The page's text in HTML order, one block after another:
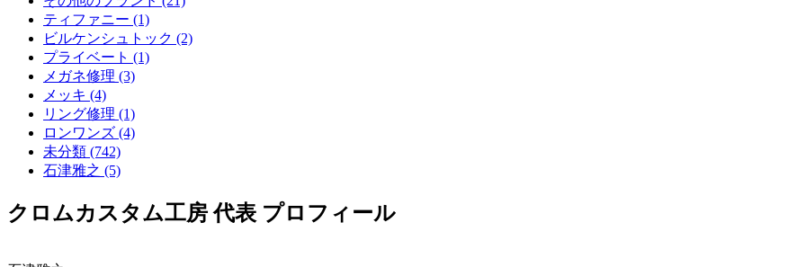
ティファニー (1)
ビルケンシュトック (2)
プライベート (1)
メガネ修理 (3)
メッキ (4)
リング修理 (1)
ロンワンズ (4)
未分類 (742)
石津雅之 (5)
クロムカスタム工房 代表 プロフィール